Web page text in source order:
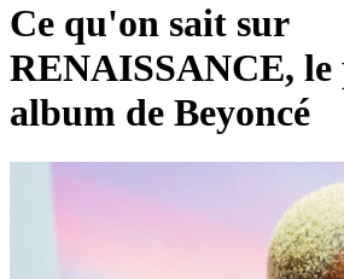
Ce qu'on sait sur
RENAISSANCE, le
album de Beyoncé